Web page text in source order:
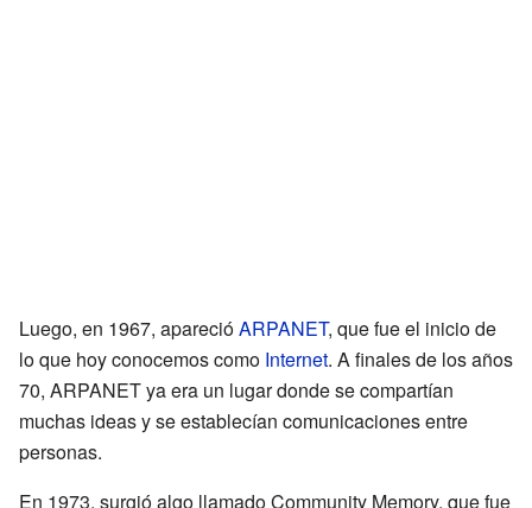
Luego, en 1967, aparecióARPANET, que fue el inicio de
lo que hoy conocemos como Internet. A finales de los años
70, ARPANET ya era un lugar donde se compartían
muchas ideas y se establecían comunicaciones entre
personas.
En 1973, surgió algo llamado Community Memory, que fue